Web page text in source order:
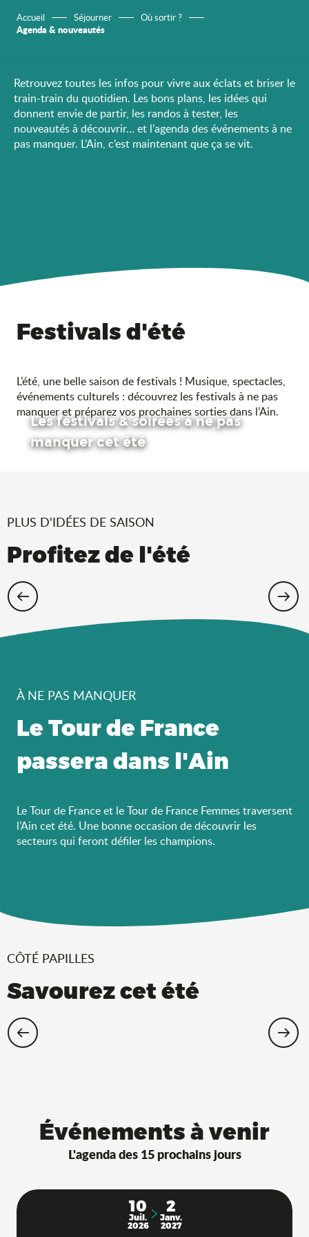
Accueil Séjourner Où sortir ?
Agenda & nouveautés
Retrouvez toutes les infos pour vivre aux éclats et briser le
train-train du quotidien. Les bons plans, les idées qui
donnent envie de partir, les randos à tester, les
nouveautés à découvrir… et l’agenda des événements à ne
pas manquer. L’Ain, c’est maintenant que ça se vit.
Festivals d'été
L’été, une belle saison de festivals ! Musique, spectacles,
événements culturels : découvrez les festivals à ne pas
manquer et préparez vos prochaines sorties dans l’Ain.
Les festivals & soirées à ne pas
manquer cet été
PLUS D'IDÉES DE SAISON
Profitez de l'été
Cet été, échappez-vous dans l’Ain !
À NE PAS MANQUER
Le Tour de France
passera dans l'Ain
Le Tour de France et le Tour de France Femmes traversent
l’Ain cet été. Une bonne occasion de découvrir les
secteurs qui feront défiler les champions.
CÔTÉ PAPILLES
Savourez cet été
terrasse à l’ombre !
Événements à venir
L'agenda des 15 prochains jours
10
Juil.
2026
2
Janv.
2027